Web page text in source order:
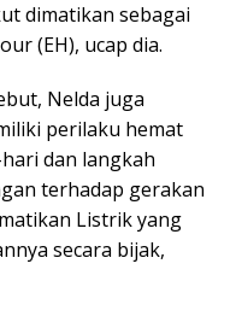
dimatikan sebagai
(EH), ucap dia.
Nelda juga
perilaku hemat
dan langkah
terhadap gerakan
Listrik yang
secara bijak,